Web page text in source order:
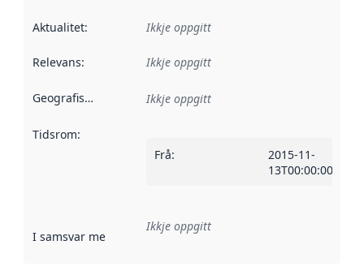
Aktualitet: Ikkje oppgitt
Relevans: Ikkje oppgitt
Geografisk område Ikkje oppgitt
Tidsrom:
Frå:
2015-11-
13T00:00:00Z
I samsvar med Referanse til ei implementeringsregel eller
Ikkje oppgitt